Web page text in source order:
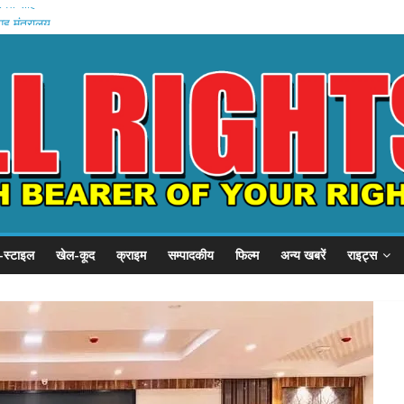
शाह
मंत्रालय
रोका
खेल-कूद क्राइम सम्पादकीय फिल्म अन्य खबरें राइट्स